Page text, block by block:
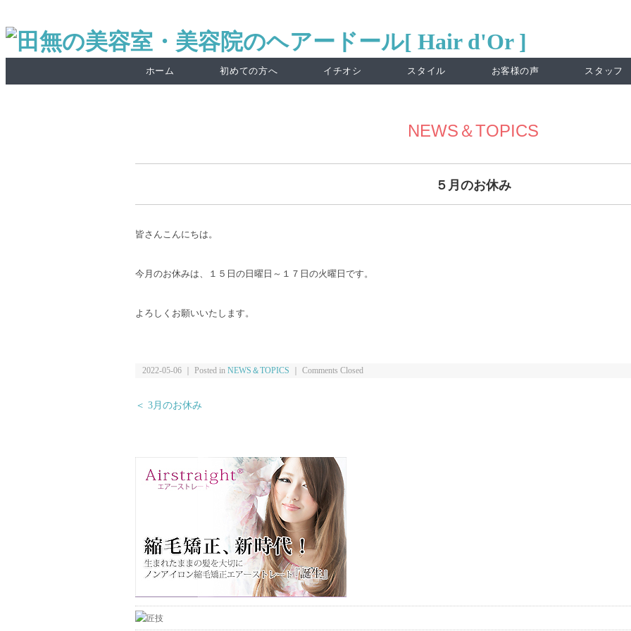
ホーム 初めての方へ イチオシ スタイル お客様の声 スタッフ
NEWS＆TOPICS
５月のお休み
皆さんこんにちは。
今月のお休みは、１５日の日曜日～１７日の火曜日です。
よろしくお願いいたします。
2022-05-06 ｜ Posted in NEWS＆TOPICS Comments Closed
＜ 3月のお休み